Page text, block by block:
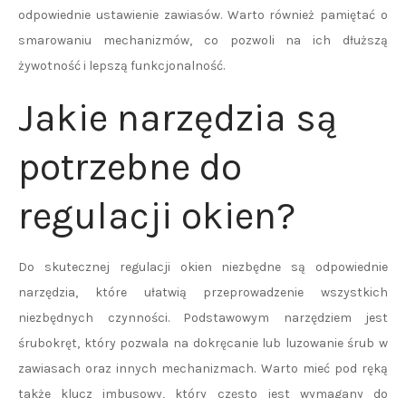
odpowiednie ustawienie zawiasów. Warto również pamiętać o
smarowaniu mechanizmów, co pozwoli na ich dłuższą
żywotność i lepszą funkcjonalność.
Jakie narzędzia są
potrzebne do
regulacji okien?
Do skutecznej regulacji okien niezbędne są odpowiednie
narzędzia, które ułatwią przeprowadzenie wszystkich
niezbędnych czynności. Podstawowym narzędziem jest
śrubokręt, który pozwala na dokręcanie lub luzowanie śrub w
zawiasach oraz innych mechanizmach. Warto mieć pod ręką
także klucz imbusowy, który często jest wymagany do